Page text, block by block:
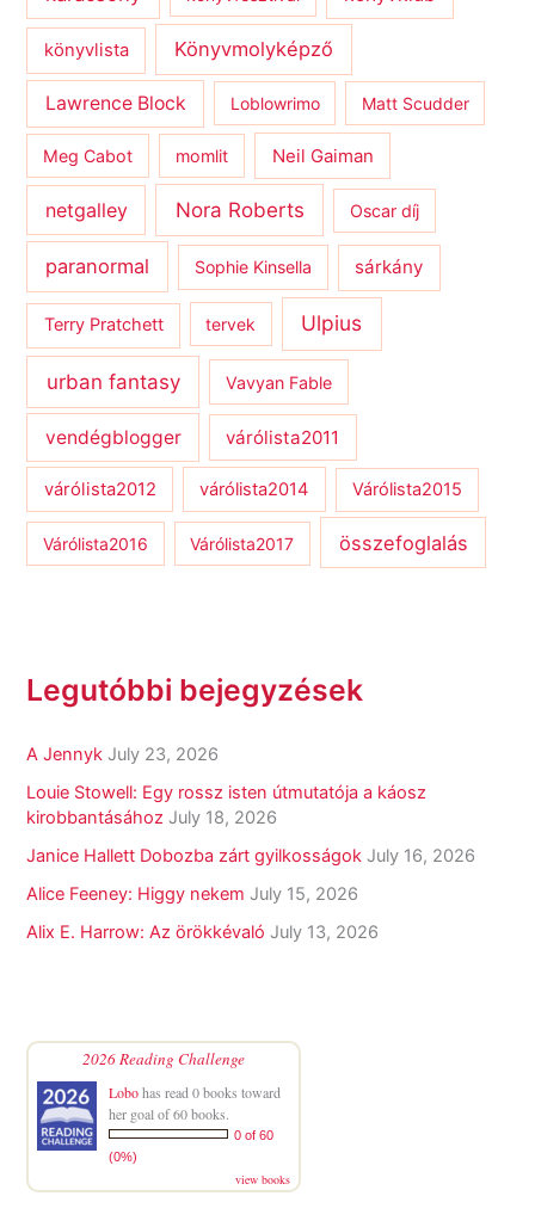
könyvlista Könyvmolyképző
Lawrence Block Loblowrimo Matt Scudder
Meg Cabot momlit Neil Gaiman
netgalley Nora Roberts Oscar díj
paranormal Sophie Kinsella sárkány
Terry Pratchett tervek Ulpius
urban fantasy Vavyan Fable
vendégblogger várólista2011
várólista2012 várólista2014 Várólista2015
Várólista2016 Várólista2017 összefoglalás
Legutóbbi bejegyzések
A Jennyk July 23, 2026
Louie Stowell: Egy ​rossz isten útmutatója a káosz
kirobbantásához July 18, 2026
Janice Hallett Dobozba zárt gyilkosságok July 16, 2026
Alice Feeney: Higgy nekem July 15, 2026
Alix E. Harrow: Az örökkévaló July 13, 2026
2026 Reading Challenge
Lobohas read 0 books toward
her goal of 60 books.
0 of 60
(0%)
view books